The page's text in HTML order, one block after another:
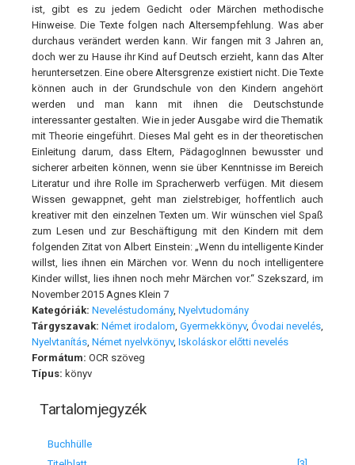
ist, gibt es zu jedem Gedicht oder Märchen methodische
Hinweise. Die Texte folgen nach Altersempfehlung. Was aber
durchaus verändert werden kann. Wir fangen mit 3 Jahren an,
doch wer zu Hause ihr Kind auf Deutsch erzieht, kann das Alter
heruntersetzen. Eine obere Altersgrenze existiert nicht. Die Texte
können auch in der Grundschule von den Kindern angehört
werden und man kann mit ihnen die Deutschstunde
interessanter gestalten. Wie in jeder Ausgabe wird die Thematik
mit Theorie eingeführt. Dieses Mal geht es in der theoretischen
Einleitung darum, dass Eltern, Pädagoglnnen bewusster und
sicherer arbeiten können, wenn sie über Kenntnisse im Bereich
Literatur und ihre Rolle im Spracherwerb verfügen. Mit diesem
Wissen gewappnet, geht man zielstrebiger, hoffentlich auch
kreativer mit den einzelnen Texten um. Wir wünschen viel Spaß
zum Lesen und zur Beschäftigung mit den Kindern mit dem
folgenden Zitat von Albert Einstein: „Wenn du intelligente Kinder
willst, lies ihnen ein Märchen vor. Wenn du noch intelligentere
Kinder willst, lies ihnen noch mehr Märchen vor.“ Szekszard, im
November 2015 Agnes Klein 7
Kategóriák: Neveléstudomány, Nyelvtudomány
Tárgyszavak: Német irodalom Gyermekkönyv, Óvodai nevelés
Nyelvtanítás Német nyelvkönyv, Iskoláskor előtti nevelés
Formátum: OCR szöveg
Típus: könyv
Tartalomjegyzék
Buchhülle